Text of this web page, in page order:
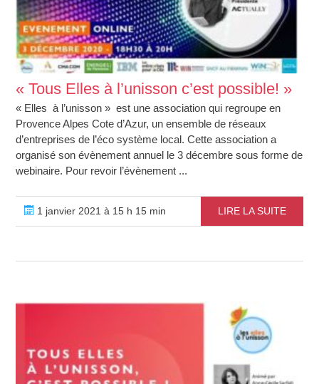
« Tous Elles à l’unisson c’est possible! »
« Elles à l’unisson » est une association qui regroupe en
Provence Alpes Cote d’Azur, un ensemble de réseaux
d’entreprises de l’éco système local. Cette association a
organisé son évènement annuel le 3 décembre sous forme de
webinaire. Pour revoir l’évènement ...
1 janvier 2021 à 15 h 15 min LIRE LA SUITE